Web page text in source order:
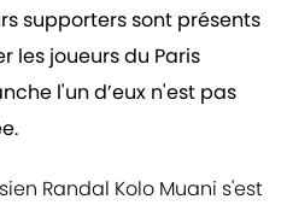
supporters sont présents
les joueurs du Paris
l'un d’eux n'est pas
Randal Kolo Muani s'est